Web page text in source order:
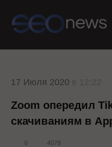
17 Июля 2020
Zoom опередил
скачиваниям в
0 4078